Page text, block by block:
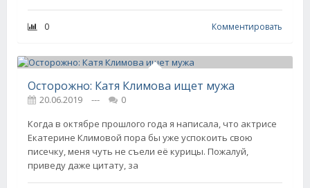
0 Комментировать
Осторожно: Катя Климова ищет мужа
20.06.2019 ---
0
Когда в октябре прошлого года я написала, что актрисе
Екатерине Климовой пора бы уже успокоить свою
писечку, меня чуть не съели её курицы. Пожалуй,
приведу даже цитату, за